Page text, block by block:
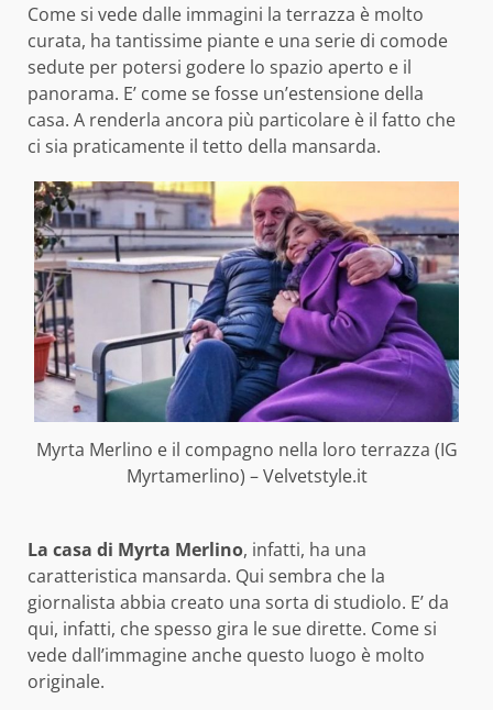
Come si vede dalle immagini la terrazza è molto
curata, ha tantissime piante e una serie di comode
sedute per potersi godere lo spazio aperto e il
panorama. E’ come se fosse un’estensione della
casa. A renderla ancora più particolare è il fatto che
ci sia praticamente il tetto della mansarda.
Myrta Merlino e il compagno nella loro terrazza (IG
Myrtamerlino) – Velvetstyle.it
La casa di Myrta Merlino, infatti, ha una
caratteristica mansarda. Qui sembra che la
giornalista abbia creato una sorta di studiolo. E’ da
qui, infatti, che spesso gira le sue dirette. Come si
vede dall’immagine anche questo luogo è molto
originale.